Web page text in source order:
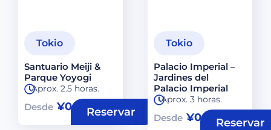
Tokio
Santuario Meiji &
Parque Yoyogi
Aprox. 2.5 horas.
Desde ¥0 Reservar
Tokio
Palacio Imperial –
Jardines del
Palacio Imperial
Aprox. 3 horas.
Desde ¥0 Reservar